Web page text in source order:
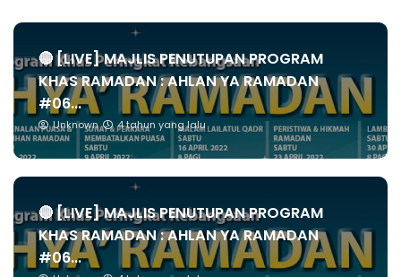
🔴 [LIVE] MAJLIS PENUTUPAN PROGRAM
KHAS RAMADAN : AHLAN YA RAMADAN
#06...
Unknown 4 tahun yang lalu
🔴 [LIVE] MAJLIS PENUTUPAN PROGRAM
KHAS RAMADAN : AHLAN YA RAMADAN
#06...